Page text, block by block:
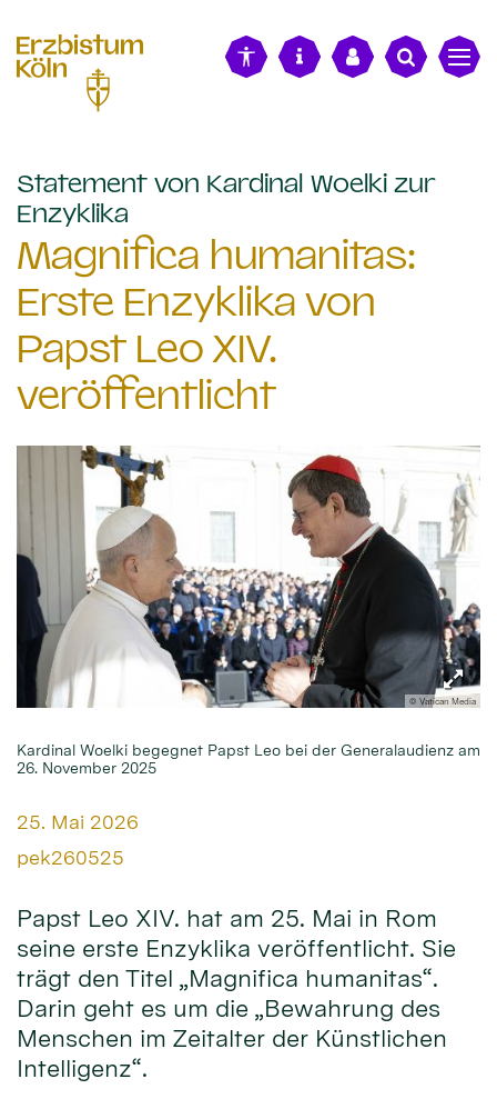
Statement von Kardinal Woelki zur
Enzyklika
Magnifica humanitas:
Erste Enzyklika von
Papst Leo XIV.
veröffentlicht
© Vatican Media
Kardinal Woelki begegnet Papst Leo bei der Generalaudienz am
26. November 2025
Datum:
25. Mai 2026
Von:
pek260525
Papst Leo XIV. hat am 25. Mai in Rom
seine erste Enzyklika veröffentlicht. Sie
trägt den Titel „Magnifica humanitas“.
Darin geht es um die „Bewahrung des
Menschen im Zeitalter der Künstlichen
Intelligenz“.